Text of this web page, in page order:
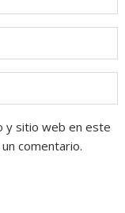
y sitio web en este
comentario.